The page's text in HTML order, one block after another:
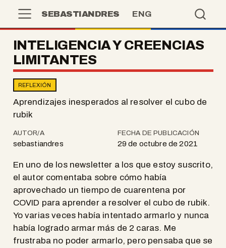
SEBASTIANDRES ENG
INTELIGENCIA Y CREENCIAS
LIMITANTES
REFLEXIÓN
Aprendizajes inesperados al resolver el cubo de
rubik
AUTOR/A
sebastiandres
FECHA DE PUBLICACIÓN
29 de octubre de 2021
En uno de los newsletter a los que estoy suscrito,
el autor comentaba sobre cómo había
aprovechado un tiempo de cuarentena por
COVID para aprender a resolver el cubo de rubik.
Yo varias veces había intentado armarlo y nunca
había logrado armar más de 2 caras. Me
frustraba no poder armarlo, pero pensaba que se